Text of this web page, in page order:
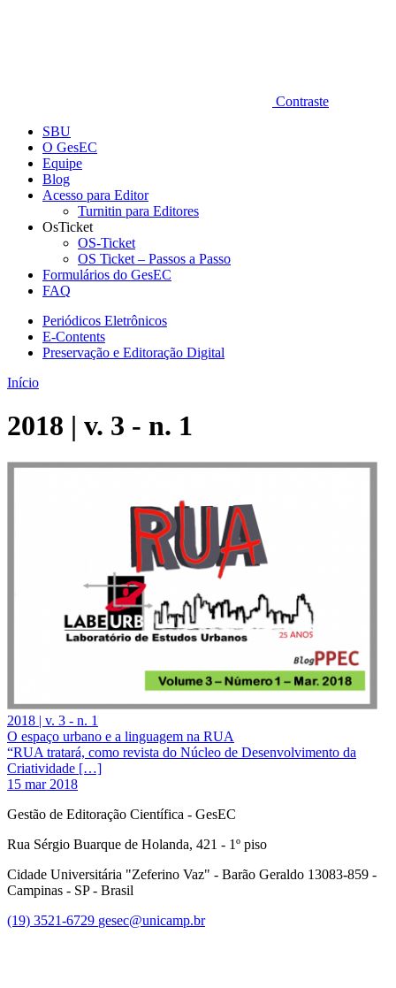
Contraste
SBU
O GesEC
Equipe
Blog
Acesso para Editor
Turnitin para Editores
OsTicket
OS-Ticket
OS Ticket – Passos a Passo
Formulários do GesEC
FAQ
Periódicos Eletrônicos
E-Contents
Preservação e Editoração Digital
Início
2018 | v. 3 - n. 1
2018 | v. 3 - n. 1
O espaço urbano e a linguagem na RUA
“RUA tratará, como revista do Núcleo de Desenvolvimento da
Criatividade […]
15 mar 2018
Gestão de Editoração Científica - GesEC
Rua Sérgio Buarque de Holanda, 421 - 1º piso
Cidade Universitária "Zeferino Vaz" - Barão Geraldo 13083-859 -
Campinas - SP - Brasil
(19) 3521-6729 gesec@unicamp.br